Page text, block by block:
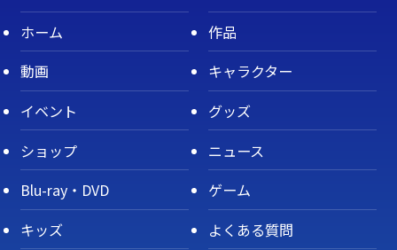
ホーム
作品
動画
キャラクター
イベント
グッズ
ショップ
ニュース
Blu-ray・DVD
ゲーム
キッズ
よくある質問